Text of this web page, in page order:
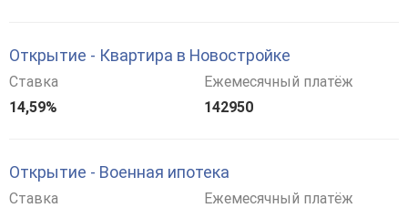
Открытие - Квартира в Новостройке
Ставка
14,59%
Ежемесячный платёж
142950
Открытие - Военная ипотека
Ставка
Ежемесячный платёж